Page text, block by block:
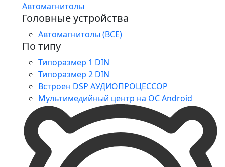
Автомагнитолы
Головные устройства
Автомагнитолы (ВСЕ)
По типу
Типоразмер 1 DIN
Типоразмер 2 DIN
Встроен DSP АУДИОПРОЦЕССОР
Мультимедийный центр на ОС Android